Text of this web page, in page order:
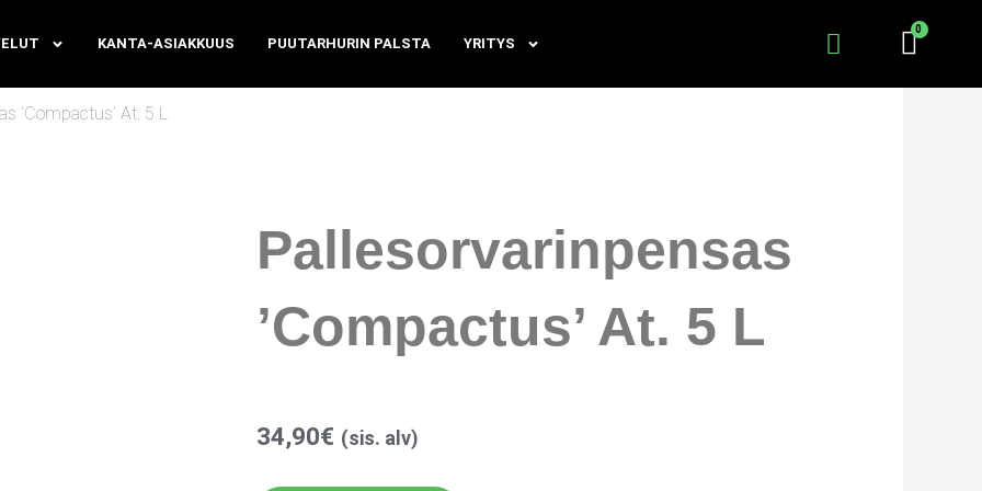
KANTA-ASIAKKUUS PUUTARHURIN PALSTA YRITYS
’Compactus’ At. 5 L
Pallesorvarinpensas
’Compactus’ At. 5 L
34,90€ (sis. alv)